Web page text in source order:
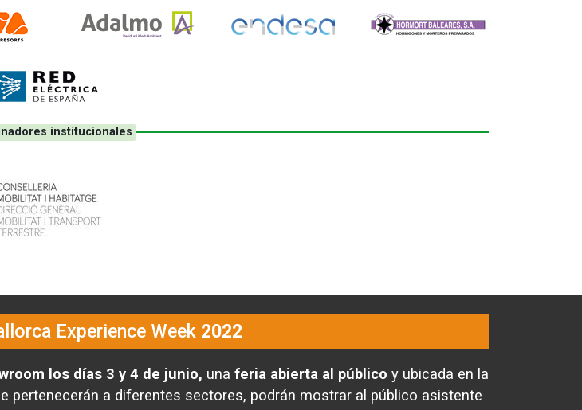
institucionales
Experience Week 2022
los días 3 y 4 de junio, una feria abierta al público y ubicada en la
pertenecerán a diferentes sectores, podrán mostrar al público asistente